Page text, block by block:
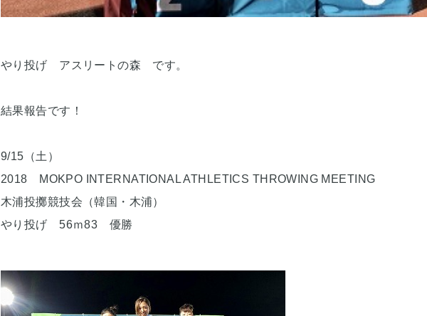
やり投げ アスリートの森 です。
結果報告です！
9/15（土）
2018 MOKPO INTERNATIONAL ATHLETICS THROWING MEETING
木浦投擲競技会（韓国・木浦）
やり投げ 56ｍ83 優勝